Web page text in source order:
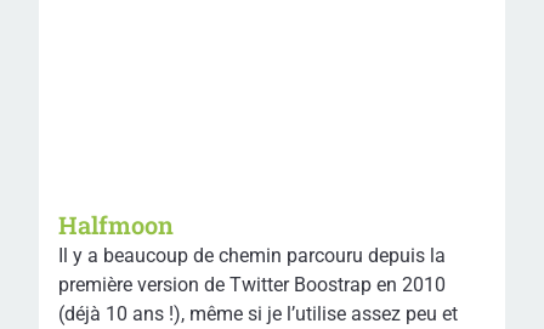
Halfmoon
Il y a beaucoup de chemin parcouru depuis la
première version de Twitter Boostrap en 2010
(déjà 10 ans !), même si je l’utilise assez peu et